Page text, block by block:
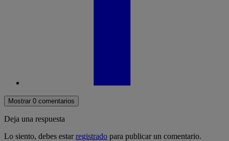
Mostrar 0 comentarios
Deja una respuesta
Lo siento, debes estarregistrado para publicar un comentario.